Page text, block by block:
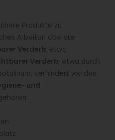
Produkte zu
Arbeiten oberste
Verderb, etwa
Verderb, etwa durch
verhindert werden.
und